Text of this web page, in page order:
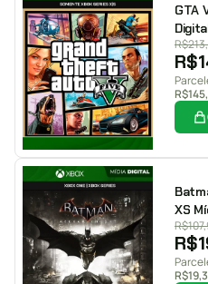
GTA
R$
R$
R$
XS
R$
R$
R$